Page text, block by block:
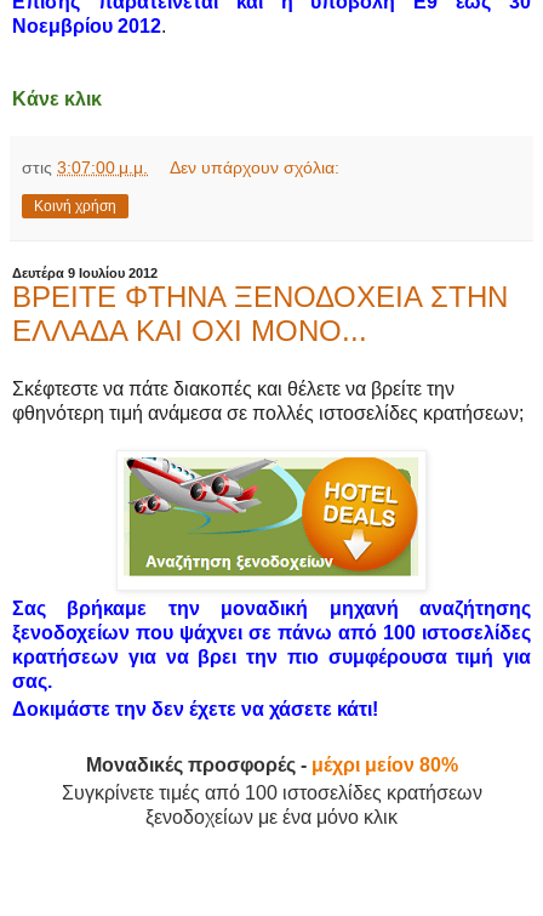
Νοεμβρίου 2012.
Κάνε κλικ
στις 3:07:00 μ.μ. Δεν υπάρχουν σχόλια:
Κοινή χρήση
Δευτέρα 9 Ιουλίου 2012
ΒΡΕΙΤΕ ΦΤΗΝΑ ΞΕΝΟΔΟΧΕΙΑ ΣΤΗΝ
ΕΛΛΑΔΑ ΚΑΙ ΟΧΙ ΜΟΝΟ...
Σκέφτεστε να πάτε διακοπές και θέλετε να βρείτε την
φθηνότερη τιμή ανάμεσα σε πολλές ιστοσελίδες κρατήσεων;
Σας βρήκαμε την μοναδική μηχανή αναζήτησης
ξενοδοχείων που ψάχνει σε πάνω από 100 ιστοσελίδες
κρατήσεων για να βρει την πιο συμφέρουσα τιμή για
σας.
Δοκιμάστε την δεν έχετε να χάσετε κάτι!
Μοναδικές προσφορές - μέχρι μείον 80%
Συγκρίνετε τιμές από 100 ιστοσελίδες κρατήσεων
ξενοδοχείων με ένα μόνο κλικ